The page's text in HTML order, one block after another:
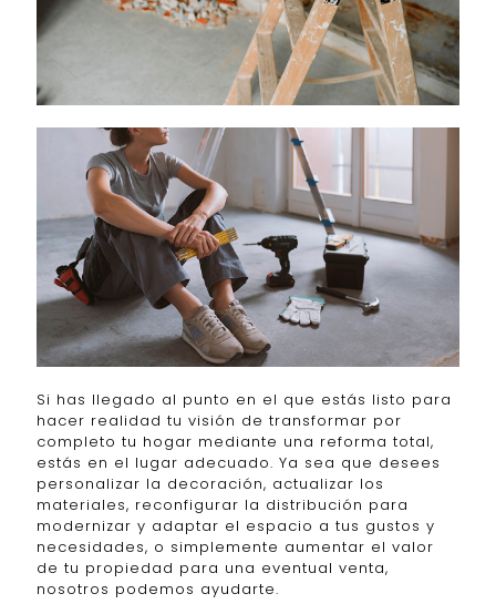
Si has llegado al punto en el que estás listo para
hacer realidad tu visión de transformar por
completo tu hogar mediante una reforma total,
estás en el lugar adecuado. Ya sea que desees
personalizar la decoración, actualizar los
materiales, reconfigurar la distribución para
modernizar y adaptar el espacio a tus gustos y
necesidades, o simplemente aumentar el valor
de tu propiedad para una eventual venta,
nosotros podemos ayudarte.